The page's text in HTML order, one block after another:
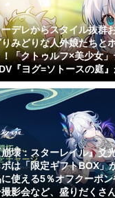
デレからスタイル抜群
みどりな人外娘たちと
「クトゥルフ×美少女
『ヨグ=ソトースの庭
壊：スターレイル』爻
は「限定ギフトBOX」
使える5％オフクーポ
撮影会など、盛りだくさ